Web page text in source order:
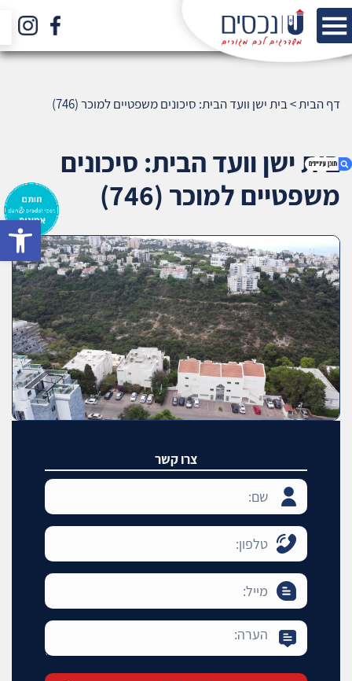
2. אודות U נכסים
3. שאלתם ? ענינו !
דף הבית>בית ישן וועד הבית: סיכונים משפטיים למוכר (746)
בית ישן וועד הבית: סיכונים
משפטיים למוכר (746)
צרו קשר